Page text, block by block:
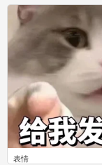
表情